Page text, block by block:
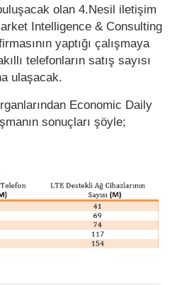
olan 4.Nesil iletişim
Intelligence & Consulting
yaptığı çalışmaya
telefonların satış sayısı
ulaşacak.
Economic Daily
sonuçları şöyle;